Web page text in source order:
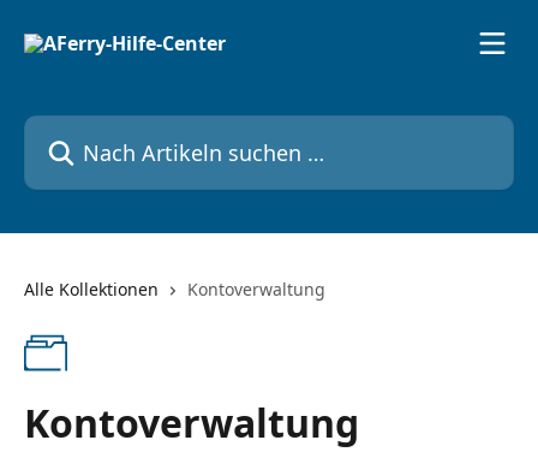
Nach Artikeln suchen …
Alle Kollektionen Kontoverwaltung
Kontoverwaltung